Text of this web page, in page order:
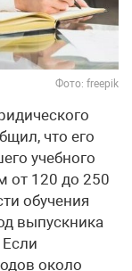
Фото: freepik
что его
учебного
от 120 до 250
обучения
выпускника
около